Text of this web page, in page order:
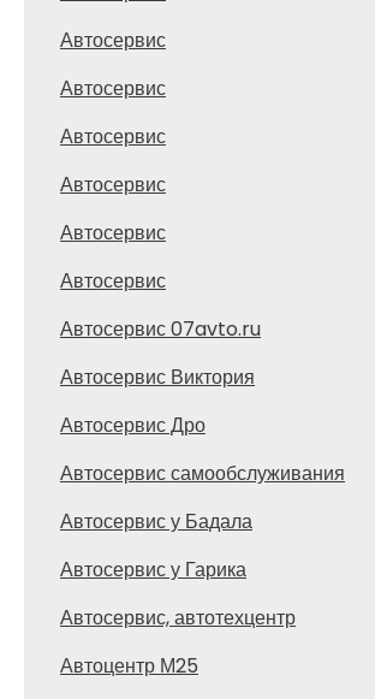
Автосервис
Автосервис
Автосервис
Автосервис
Автосервис
Автосервис
Автосервис 07avto.ru
Автосервис Виктория
Автосервис Дро
Автосервис самообслуживания
Автосервис у Бадала
Автосервис у Гарика
Автосервис, автотехцентр
Автоцентр М25